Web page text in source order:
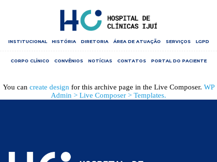
INSTITUCIONAL HISTÓRIA DIRETORIA ÁREA DE ATUAÇÃO SERVIÇOS LGPD
CORPO CLÍNICO CONVÊNIOS NOTÍCIAS CONTATOS PORTAL DO PACIENTE
You can create design for this archive page in the Live Composer. WP
Admin > Live Composer > Templates.